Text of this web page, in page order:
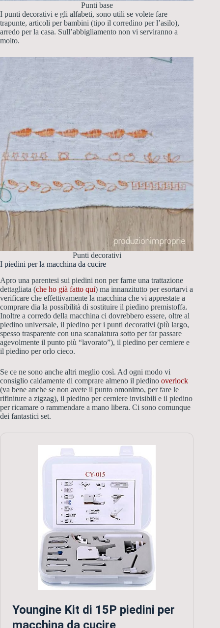
Punti base
I punti decorativi e gli alfabeti, sono utili se volete fare
trapunte, articoli per bambini (tipo il corredino per l’asilo),
arredo per la casa. Sull’abbigliamento non vi serviranno a
molto.
Punti decorativi
I piedini per la macchina da cucire
Apro una parentesi sui piedini non per farne una trattazione
dettagliata (che ho già fatto qui) ma innanzitutto per esortarvi a
verificare che effettivamente la macchina che vi apprestate a
comprare dia la possibilità di sostituire il piedino premistoffa.
Inoltre a corredo della macchina ci dovrebbero essere, oltre al
piedino universale, il piedino per i punti decorativi (più largo,
spesso trasparente con una scanalatura sotto per far passare
agevolmente il punto più “lavorato”), il piedino per cerniere e
il piedino per orlo cieco.
Se ce ne sono anche altri meglio così. Ad ogni modo vi
consiglio caldamente di comprare almeno il piedino overlock
(va bene anche se non avete il punto omonimo, per fare le
rifiniture a zigzag), il piedino per cerniere invisibili e il piedino
per ricamare o rammendare a mano libera. Ci sono comunque
dei fantastici set.
Youngine Kit di 15P piedini per
macchina da cucire